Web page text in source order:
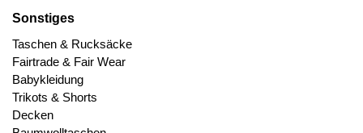
Sonstiges
Taschen & Rucksäcke
Fairtrade & Fair Wear
Babykleidung
Trikots & Shorts
Decken